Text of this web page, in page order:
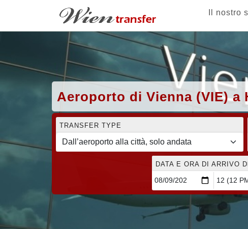
Il nostro
Aeroporto di Vienna (VIE) a
TRANSFER TYPE
DATA E ORA DI ARRIVO